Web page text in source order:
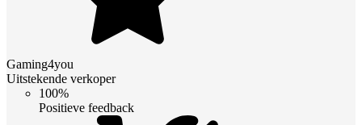
Gaming4you
Uitstekende verkoper
100%
Positieve feedback